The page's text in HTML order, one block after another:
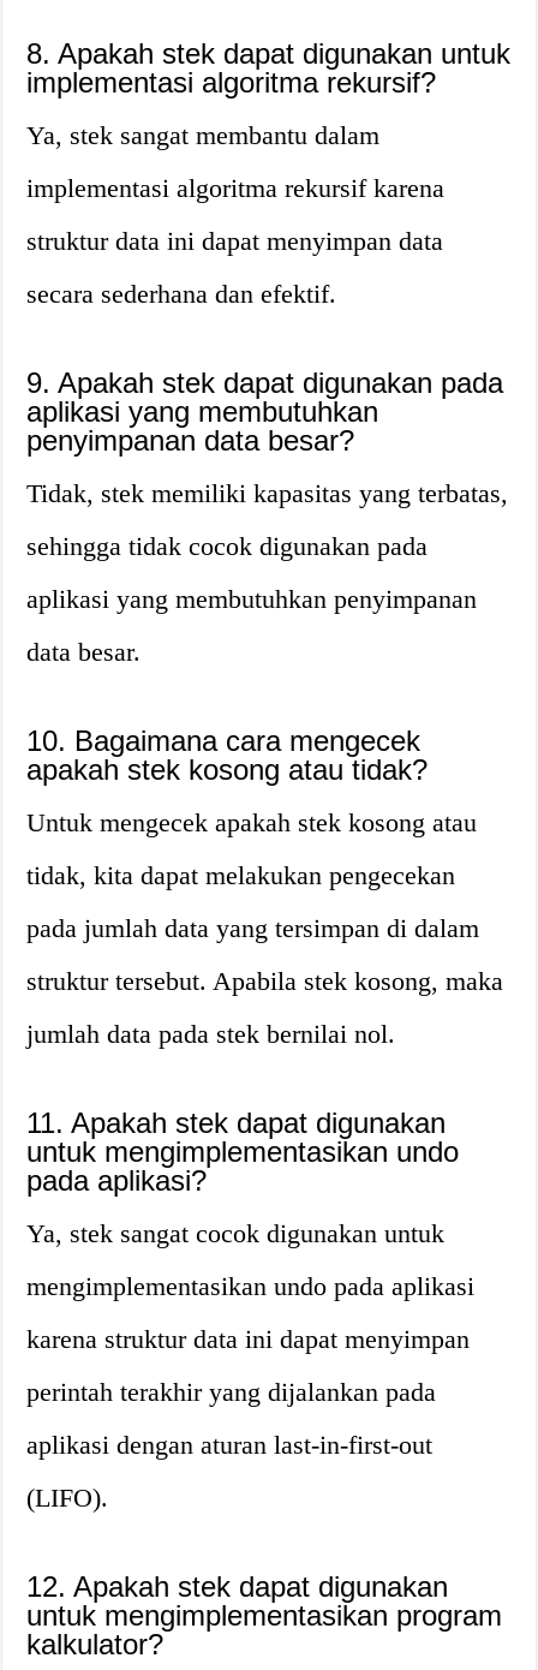
8. Apakah stek dapat digunakan untuk
implementasi algoritma rekursif?
Ya, stek sangat membantu dalam
implementasi algoritma rekursif karena
struktur data ini dapat menyimpan data
secara sederhana dan efektif.
9. Apakah stek dapat digunakan pada
aplikasi yang membutuhkan
penyimpanan data besar?
Tidak, stek memiliki kapasitas yang terbatas,
sehingga tidak cocok digunakan pada
aplikasi yang membutuhkan penyimpanan
data besar.
10. Bagaimana cara mengecek
apakah stek kosong atau tidak?
Untuk mengecek apakah stek kosong atau
tidak, kita dapat melakukan pengecekan
pada jumlah data yang tersimpan di dalam
struktur tersebut. Apabila stek kosong, maka
jumlah data pada stek bernilai nol.
11. Apakah stek dapat digunakan
untuk mengimplementasikan undo
pada aplikasi?
Ya, stek sangat cocok digunakan untuk
mengimplementasikan undo pada aplikasi
karena struktur data ini dapat menyimpan
perintah terakhir yang dijalankan pada
aplikasi dengan aturan last-in-first-out
(LIFO).
12. Apakah stek dapat digunakan
untuk mengimplementasikan program
kalkulator?